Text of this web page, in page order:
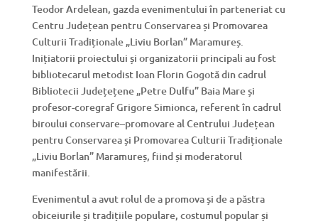
Teodor Ardelean, gazda evenimentului în parteneriat cu
Centru Județean pentru Conservarea și Promovarea
Culturii Tradiționale „Liviu Borlan” Maramureș.
Inițiatorii proiectului și organizatorii principali au fost
bibliotecarul metodist Ioan Florin Gogotă din cadrul
Bibliotecii Județețene „Petre Dulfu” Baia Mare și
profesor-coregraf Grigore Simionca, referent în cadrul
biroului conservare–promovare al Centrului Județean
pentru Conservarea și Promovarea Culturii Tradiționale
„Liviu Borlan” Maramureș, fiind și moderatorul
manifestării.
Evenimentul a avut rolul de a promova și de a păstra
obiceiurile și tradițiile populare, costumul popular și